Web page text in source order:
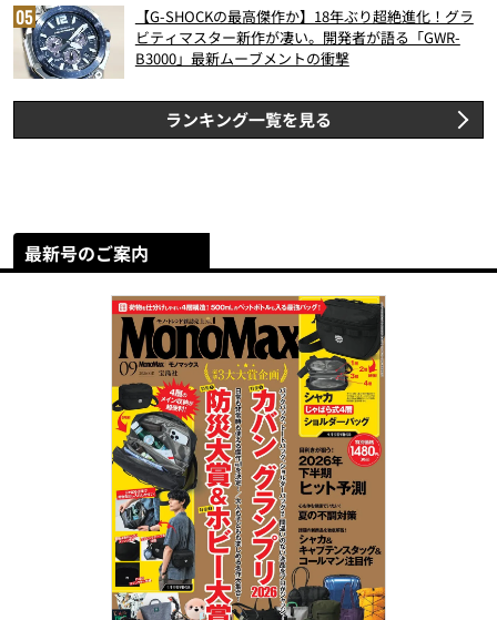
【G-SHOCKの最高傑作か】18年ぶり超絶進化！グラ
ビティマスター新作が凄い。開発者が語る「GWR-
B3000」最新ムーブメントの衝撃
ランキング一覧を見る
最新号のご案内